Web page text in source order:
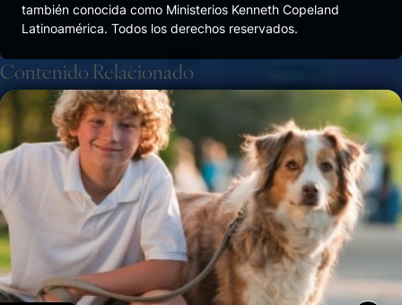
también conocida como Ministerios Kenneth Copeland
Latinoamérica. Todos los derechos reservados.
Contenido Relacionado